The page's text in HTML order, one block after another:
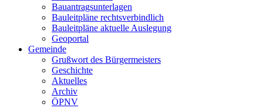
Bauantragsunterlagen
Bauleitpläne rechtsverbindlich
Bauleitpläne aktuelle Auslegung
Geoportal
Gemeinde
Grußwort des Bürgermeisters
Geschichte
Aktuelles
Archiv
ÖPNV